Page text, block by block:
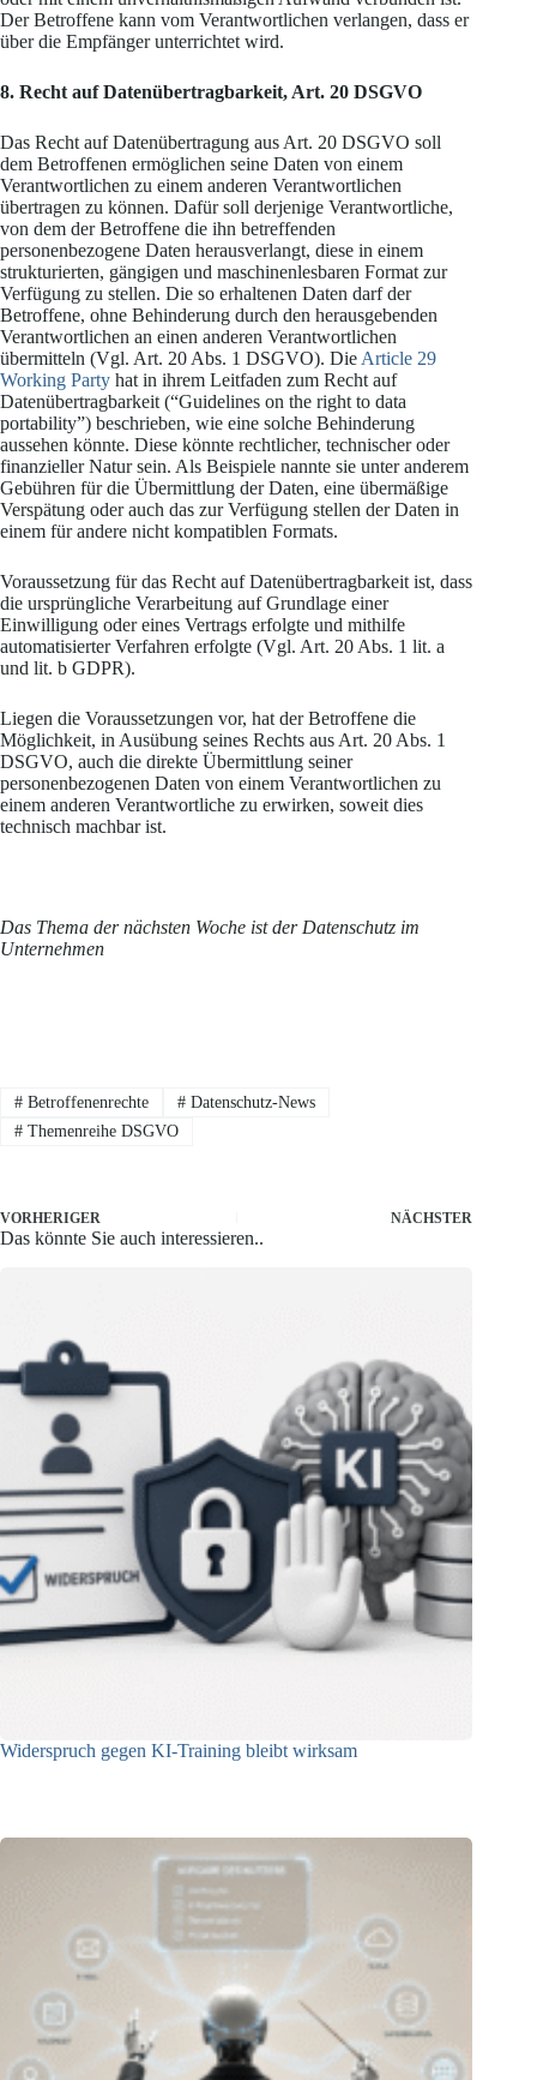
Der Betroffene kann vom Verantwortlichen verlangen, dass er
über die Empfänger unterrichtet wird.
8. Recht auf Datenübertragbarkeit, Art. 20 DSGVO
Das Recht auf Datenübertragung aus Art. 20 DSGVO soll
dem Betroffenen ermöglichen seine Daten von einem
Verantwortlichen zu einem anderen Verantwortlichen
übertragen zu können. Dafür soll derjenige Verantwortliche,
von dem der Betroffene die ihn betreffenden
personenbezogene Daten herausverlangt, diese in einem
strukturierten, gängigen und maschinenlesbaren Format zur
Verfügung zu stellen. Die so erhaltenen Daten darf der
Betroffene, ohne Behinderung durch den herausgebenden
Verantwortlichen an einen anderen Verantwortlichen
übermitteln (Vgl. Art. 20 Abs. 1 DSGVO). Die Article 29
Working Party hat in ihrem Leitfaden zum Recht auf
Datenübertragbarkeit (“Guidelines on the right to data
portability”) beschrieben, wie eine solche Behinderung
aussehen könnte. Diese könnte rechtlicher, technischer oder
finanzieller Natur sein. Als Beispiele nannte sie unter anderem
Gebühren für die Übermittlung der Daten, eine übermäßige
Verspätung oder auch das zur Verfügung stellen der Daten in
einem für andere nicht kompatiblen Formats.
Voraussetzung für das Recht auf Datenübertragbarkeit ist, dass
die ursprüngliche Verarbeitung auf Grundlage einer
Einwilligung oder eines Vertrags erfolgte und mithilfe
automatisierter Verfahren erfolgte (Vgl. Art. 20 Abs. 1 lit. a
und lit. b GDPR).
Liegen die Voraussetzungen vor, hat der Betroffene die
Möglichkeit, in Ausübung seines Rechts aus Art. 20 Abs. 1
DSGVO, auch die direkte Übermittlung seiner
personenbezogenen Daten von einem Verantwortlichen zu
einem anderen Verantwortliche zu erwirken, soweit dies
technisch machbar ist.
Das Thema der nächsten Woche ist der Datenschutz im
Unternehmen
#Betroffenenrechte #Datenschutz-News
#Themenreihe DSGVO
VORHERIGER NÄCHSTER
Das könnte Sie auch interessieren..
Widerspruch gegen KI-Training bleibt wirksam